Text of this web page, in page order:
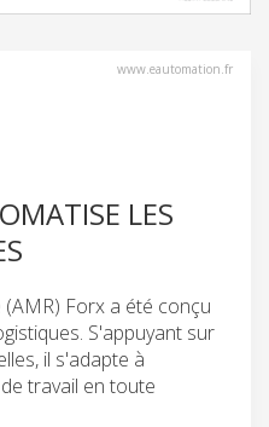
www.eautomation.fr
LES
Forx a été conçu
S'appuyant sur
il s'adapte à
travail en toute